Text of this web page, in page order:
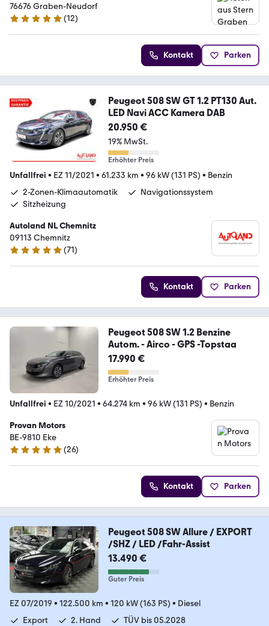
76676 Graben-Neudorf
5 Sterne
(12)
Kontakt Parken
Peugeot 508 SW GT 1.2 PT130 Aut.
LED Navi ACC Kamera DAB
20.950 €
19% MwSt.
Erhöhter Preis
Unfallfrei • EZ 11/2021 • 61.233 km • 96 kW (131 PS) • Benzin
2-Zonen-Klimaautomatik
Navigationssystem
Sitzheizung
Autoland NL Chemnitz
09113 Chemnitz
4.8 Sterne
(71)
Kontakt Parken
Peugeot 508 SW 1.2 Benzine
Autom. - Airco - GPS -Topstaa
17.990 €
Erhöhter Preis
Unfallfrei • EZ 10/2021 • 64.274 km • 96 kW (131 PS) • Benzin
Provan Motors
BE-9810 Eke
5 Sterne
(26)
Kontakt Parken
Peugeot 508 SW Allure / EXPORT
/SHZ / LED /Fahr-Assist
13.490 €
Guter Preis
EZ 07/2019 • 122.500 km • 120 kW (163 PS) • Diesel
Export
2. Hand TÜV bis 05.2028